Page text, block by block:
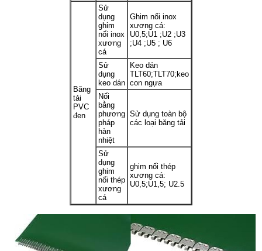
Băng
tải
PVC
đen
Sử
dụng
ghim
nối inox
xương
cá
Ghim nối inox
xương cá:
U0,5;U1 ;U2 ;U3
;U4 ;U5 ; U6
Sử
dụng
keo dán
Keo dán
TLT60;TLT70;keo
con ngựa
Nối
bằng
phương
pháp
hàn
nhiệt
Sử dụng toàn bộ
các loại băng tải
Sử
dụng
ghim
nối thép
xương
cá
ghim nối thép
xương cá:
U0,5;U1,5; U2.5